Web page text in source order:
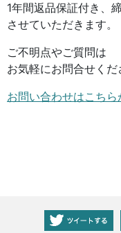
1年間返品保証付き、
させていただきます。
ご不明点やご質問は
お気軽にお問合せく
お問い合わせはこちら